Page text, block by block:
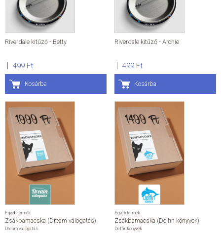
Riverdale kitűző - Betty
499 Ft
Kosárba
Riverdale kitűző - Archie
499 Ft
Kosárba
Egyéb termék
Zsákbamacska (Dream válogatás)
Dream válogatás
Egyéb termék
Zsákbamacska (Delfin könyvek)
Delfin könyvek